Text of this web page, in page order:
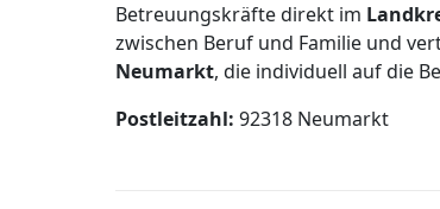
Betreuungskräfte direkt im
zwischen Beruf und Familie und
Neumarkt, die individuell auf die
Postleitzahl: 92318 Neumarkt